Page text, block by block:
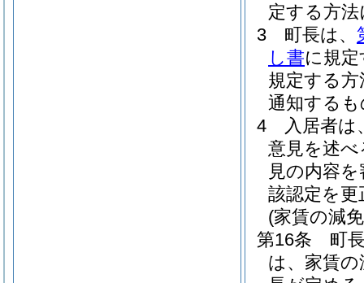
定する方
3
町長は、
し書に規
規定する
通知する
4
入居者は
意見を述
見の内容
該認定を
(家賃の減
第16条
町
は、家賃